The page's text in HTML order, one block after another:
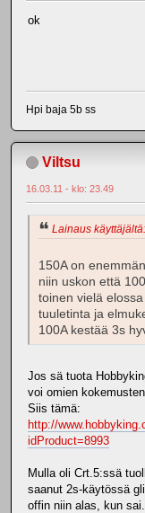
ok
Hpi baja 5b ss
Viltsu
16.03.11 - klo: 23.49
Lainaus
150A on
niin uskon että
toinen vielä
tuuletinta ja
100A kestää 3s
Jos sä tuota
voi omien
Siis tämä:
http://
idProduct=8993
Mulla oli Crt.5:ssä
saanut 2s-käytössä
offin niin alas, kun